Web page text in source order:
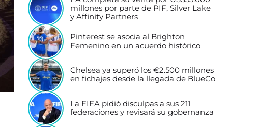
millones por parte de PIF, Silver Lake
y Affinity Partners
Pinterest se asocia al Brighton
Femenino en un acuerdo histórico
Chelsea ya superó los €2.500 millones
en fichajes desde la llegada de BlueCo
La FIFA pidió disculpas a sus 211
federaciones y revisará su gobernanza